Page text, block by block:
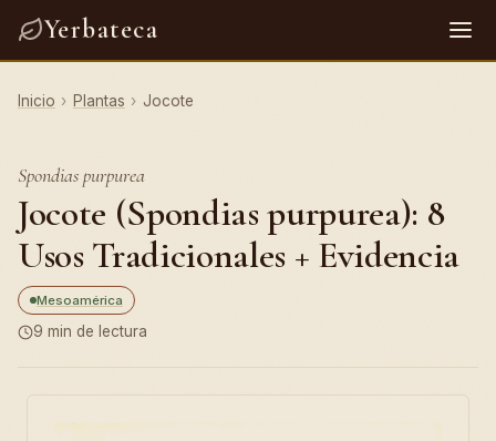
Yerbateca
Inicio › Plantas › Jocote
Spondias purpurea
Jocote (Spondias purpurea): 8
Usos Tradicionales + Evidencia
Mesoamérica
9 min de lectura